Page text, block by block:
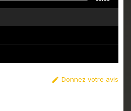
 Donnez votre avis